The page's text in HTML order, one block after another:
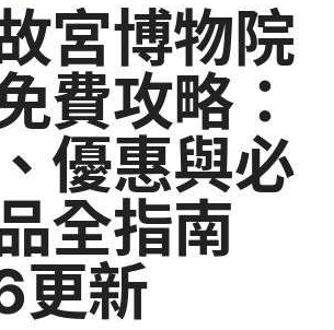
宮博物院
費攻略：
優惠與必
全指南
更新